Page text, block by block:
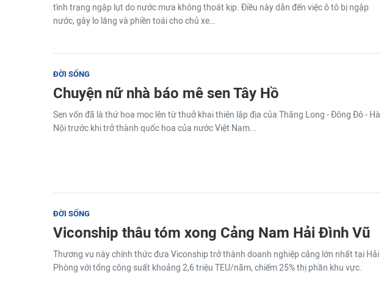
tình trạng ngập lụt do nước mưa không thoát kịp. Điều này dẫn đến việc ô tô bị ngập
nước, gây lo lắng và phiền toái cho chủ xe…
ĐỜI SỐNG
Chuyện nữ nhà báo mê sen Tây Hồ
Sen vốn đã là thứ hoa mọc lên từ thuở khai thiên lập địa của Thăng Long - Đông Đô - Hà
Nội trước khi trở thành quốc hoa của nước Việt Nam...
ĐỜI SỐNG
Viconship thâu tóm xong Cảng Nam Hải Đình Vũ
Thương vụ này chính thức đưa Viconship trở thành doanh nghiệp cảng lớn nhất tại Hải
Phòng với tổng công suất khoảng 2,6 triệu TEU/năm, chiếm 25% thị phần khu vực.